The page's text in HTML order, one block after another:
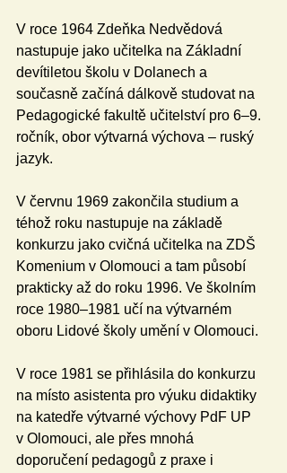
V roce 1964 Zdeňka Nedvědová
nastupuje jako učitelka na Základní
devítiletou školu v Dolanech a
současně začíná dálkově studovat na
Pedagogické fakultě učitelství pro 6–9.
ročník, obor výtvarná výchova – ruský
jazyk.
V červnu 1969 zakončila studium a
téhož roku nastupuje na základě
konkurzu jako cvičná učitelka na ZDŠ
Komenium v Olomouci a tam působí
prakticky až do roku 1996. Ve školním
roce 1980–1981 učí na výtvarném
oboru Lidové školy umění v Olomouci.
V roce 1981 se přihlásila do konkurzu
na místo asistenta pro výuku didaktiky
na katedře výtvarné výchovy PdF UP
v Olomouci, ale přes mnohá
doporučení pedagogů z praxe i